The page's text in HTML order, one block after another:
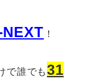
NEXT ！
で誰でも31